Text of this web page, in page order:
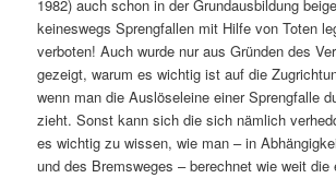
1982) auch schon in der Grundausbildung
keineswegs Sprengfallen mit Hilfe von Toten
verboten! Auch wurde nur aus Gründen des
gezeigt, warum es wichtig ist auf die
wenn man die Auslöseleine einer Sprengfalle
zieht. Sonst kann sich die sich nämlich
es wichtig zu wissen, wie man – in
und des Bremsweges – berechnet wie weit die